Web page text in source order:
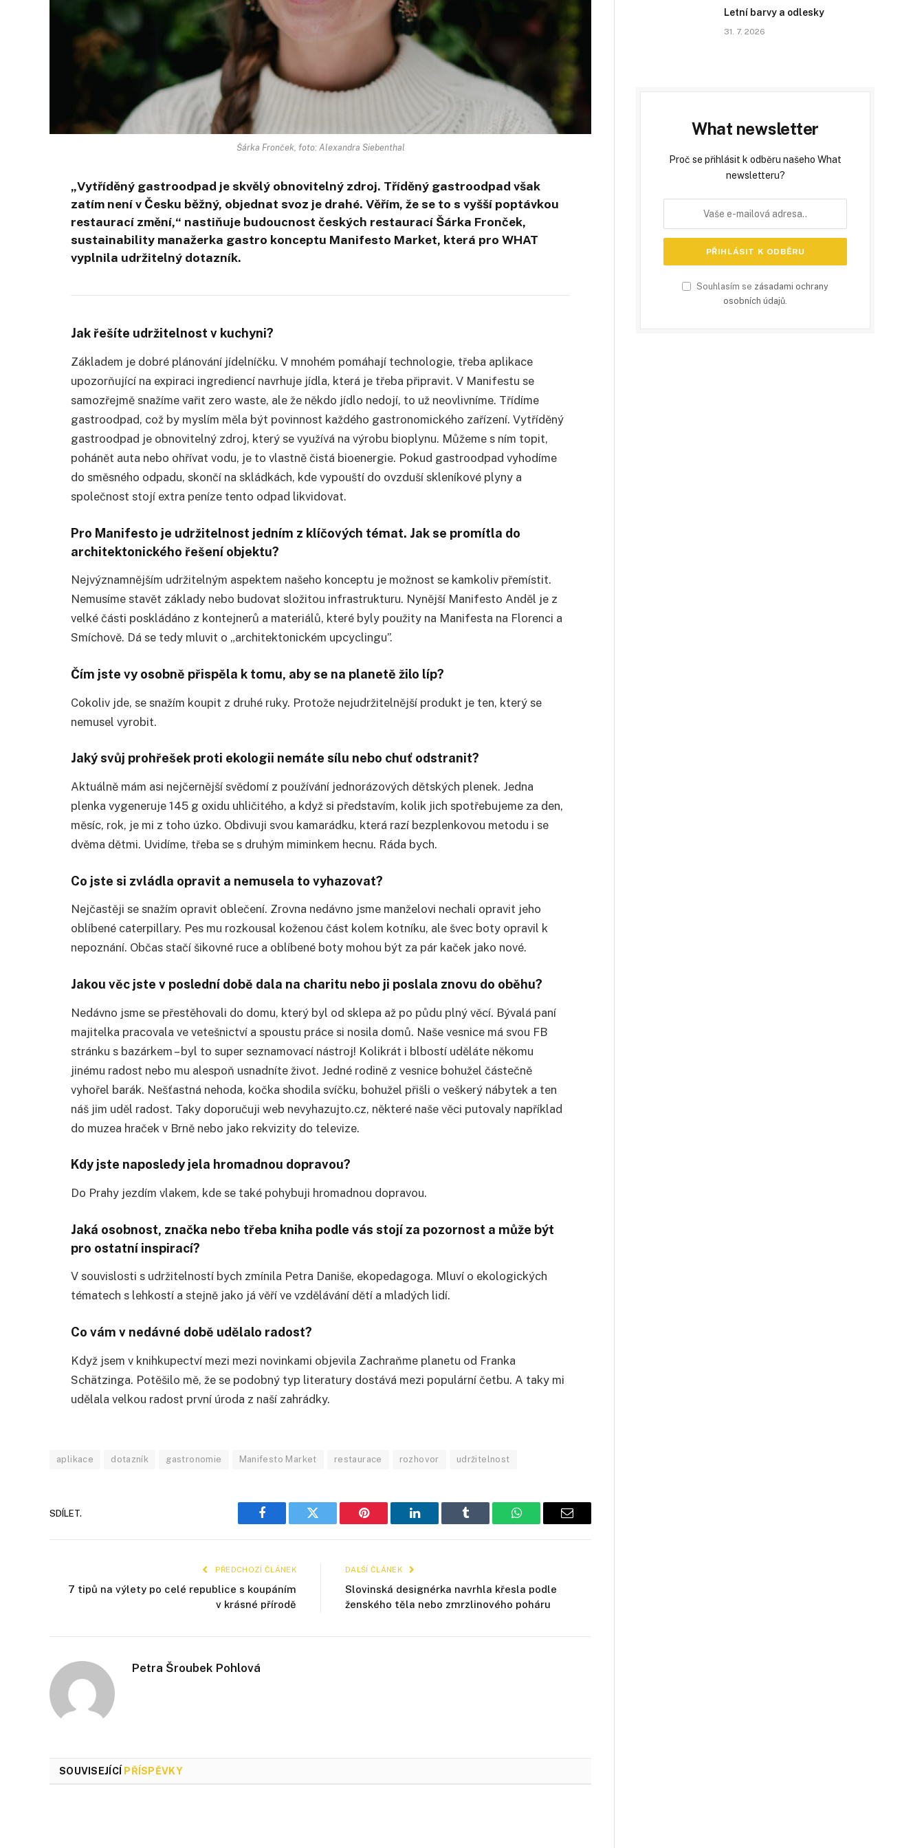
Šárka Fronček, foto: Alexandra Siebenthal
„Vytříděný gastroodpad jeskvělý obnovitelný zdroj. Tříděný gastroodpad však
zatím není v Česku běžný, objednat svoz je drahé. Věřím, že se to s vyšší poptávkou
restaurací změní,“ nastiňuje budoucnost českých restaurací Šárka Fronček,
sustainability manažerka gastro konceptu Manifesto Market, která pro WHAT
vyplnila udržitelný dotazník.
Jak řešíte udržitelnost v kuchyni?
Základem je dobré plánování jídelníčku. V mnohém pomáhají technologie, třeba aplikace
upozorňující na expiraci ingrediencí navrhuje jídla, která je třeba připravit. V Manifestu se
samozřejmě snažíme vařit zero waste, ale že někdo jídlo nedojí, to už neovlivníme. Třídíme
gastroodpad, což by myslím měla být povinnost každého gastronomického zařízení. Vytříděný
gastroodpad je obnovitelný zdroj, který se využívá na výrobu bioplynu. Můžeme s ním topit,
pohánět auta nebo ohřívat vodu, je to vlastně čistá bioenergie. Pokud gastroodpad vyhodíme
do směsného odpadu, skončí na skládkách, kde vypouští do ovzduší skleníkové plyny a
společnost stojí extra peníze tento odpad likvidovat.
Pro Manifesto je udržitelnost jedním z klíčových témat. Jak se promítla do
architektonického řešení objektu?
Nejvýznamnějším udržitelným aspektem našeho konceptu je možnost se kamkoliv přemístit.
Nemusíme stavět základy nebo budovat složitou infrastrukturu. Nynější Manifesto Anděl je z
velké části poskládáno z kontejnerů a materiálů, které byly použity na Manifesta na Florenci a
Smíchově. Dá se tedy mluvit o „architektonickém upcyclingu”.
Čím jste vy osobně přispěla k tomu, aby se na planetě žilo líp?
Cokoliv jde, se snažím koupit z druhé ruky. Protože nejudržitelnější produkt je ten, který se
nemusel vyrobit.
Jaký svůj prohřešek proti ekologii nemáte sílu nebo chuť odstranit?
Aktuálně mám asi nejčernější svědomí z používání jednorázových dětských plenek. Jedna
plenka vygeneruje 145 g oxidu uhličitého, a když si představím, kolik jich spotřebujeme za den,
měsíc, rok, je mi z toho úzko. Obdivuji svou kamarádku, která razí bezplenkovou metodu i se
dvěma dětmi. Uvidíme, třeba se s druhým miminkem hecnu. Ráda bych.
Co jste si zvládla opravit a nemusela to vyhazovat?
Nejčastěji se snažím opravit oblečení. Zrovna nedávno jsme manželovi nechali opravit jeho
oblíbené caterpillary. Pes mu rozkousal koženou část kolem kotníku, ale švec boty opravil k
nepoznání. Občas stačí šikovné ruce a oblíbené boty mohou být za pár kaček jako nové.
Jakou věc jste v poslední době dala na charitu nebo ji poslala znovu do oběhu?
Nedávno jsme se přestěhovali do domu, který byl od sklepa až po půdu plný věcí. Bývalá paní
majitelka pracovala ve vetešnictví a spoustu práce si nosila domů. Naše vesnice má svou FB
stránku s bazárkem – byl to super seznamovací nástroj! Kolikrát i blbostí uděláte někomu
jinému radost nebo mu alespoň usnadníte život. Jedné rodině z vesnice bohužel částečně
vyhořel barák. Nešťastná nehoda, kočka shodila svíčku, bohužel přišli o veškerý nábytek a ten
náš jim uděl radost. Taky doporučuji web nevyhazujto.cz, některé naše věci putovaly například
do muzea hraček v Brně nebo jako rekvizity do televize.
Kdy jste naposledy jela hromadnou dopravou?
Do Prahy jezdím vlakem, kde se také pohybuji hromadnou dopravou.
Jaká osobnost, značka nebo třeba kniha podle vás stojí za pozornost a může být
pro ostatní inspirací?
V souvislosti s udržitelností bych zmínila Petra Daniše, ekopedagoga. Mluví o ekologických
tématech s lehkostí a stejně jako já věří ve vzdělávání dětí a mladých lidí.
Co vám v nedávné době udělalo radost?
Když jsem v knihkupectví mezi mezi novinkami objevila Zachraňme planetu od Franka
Schätzinga. Potěšilo mě, že se podobný typ literatury dostává mezi populární četbu. A taky mi
udělala velkou radost první úroda z naší zahrádky.
aplikace dotazník gastronomie Manifesto Market restaurace rozhovor udržitelnost
SDÍLET.
Facebook Twitter Pinterest LinkedIn Tumblr WhatsAppE-
PŘEDCHOZÍ ČLÁNEK
7 tipů na výlety po celé republice s koupáním
v krásné přírodě
DALŠÍ ČLÁNEK
Slovinská designérka navrhla křesla podle
ženského těla nebo zmrzlinového poháru
Petra Šroubek Pohlová
SOUVISEJÍCÍ PŘÍSPĚVKY
Letní barvy a odlesky
31. 7. 2026
What newsletter
Proč se přihlásit k odběru našeho What
newsletteru?
Souhlasím se zásadami ochrany
osobních údajů.